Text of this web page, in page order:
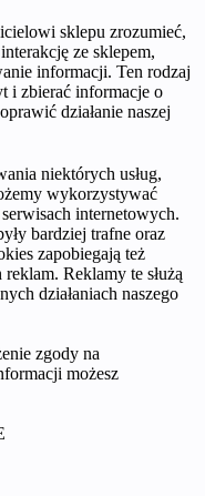
sklepu zrozumieć,
ze sklepem,
informacji. Ten rodzaj
i zbierać informacje o
działanie naszej
niektórych usług,
wykorzystywać
internetowych.
bardziej trafne oraz
zapobiegają też
Reklamy te służą
działaniach naszego
zgody na
możesz